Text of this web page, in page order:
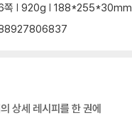
쪽 | 920g | 188*255*30mm
상세 레시피를 한 권에